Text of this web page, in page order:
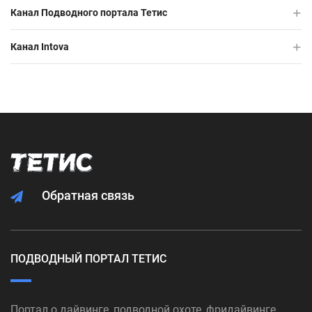
Канал Подводного портала Тетис
Канал Intova
Обратная связь
ПОДВОДНЫЙ ПОРТАЛ ТЕТИС